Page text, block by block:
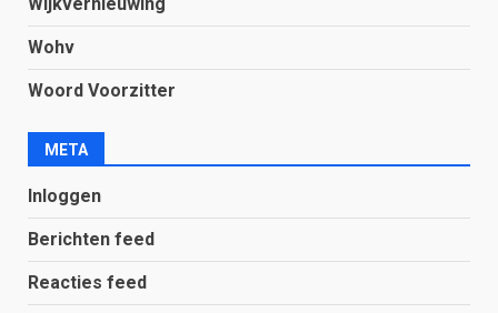
Wohv
Woord Voorzitter
META
Inloggen
Berichten feed
Reacties feed